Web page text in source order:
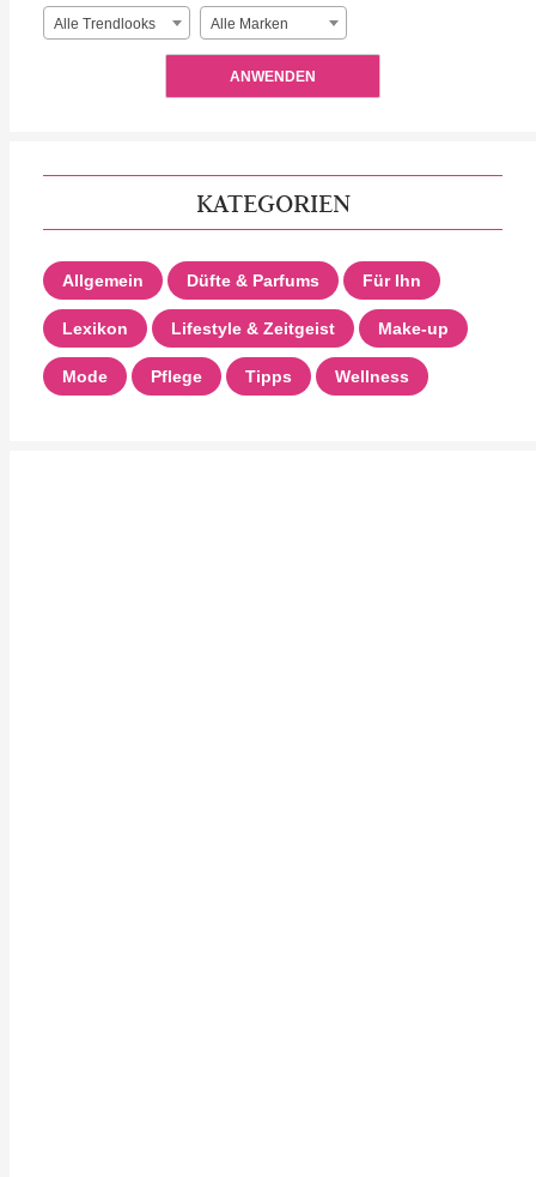
Alle Trendlooks Alle Marken
ANWENDEN
KATEGORIEN
Allgemein Düfte & Parfums Für Ihn
Lexikon Lifestyle & Zeitgeist Make-up
Mode Pflege Tipps Wellness